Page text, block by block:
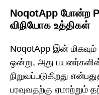
NoqotApp போன்ற
விநியோக உத்திகள்
NoqotApp இன்
ஒன்று, அது
நிறுவப்படுகிறது
பரவுவதற்கு ஏமாற்றும்